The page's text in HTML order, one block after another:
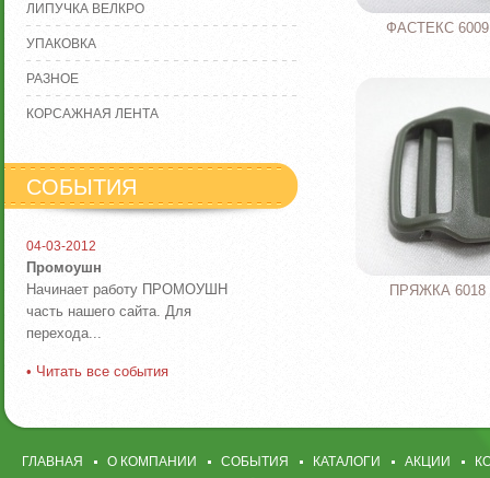
ЛИПУЧКА ВЕЛКРО
УПАКОВКА
РАЗНОЕ
КОРСАЖНАЯ ЛЕНТА
СОБЫТИЯ
04-03-2012
Промоушн
Начинает работу ПРОМОУШН
часть нашего сайта. Для
перехода...
• Читать все события
ФАСТЕКС
ПРЯЖКА 6018
ГЛАВНАЯ О КОМПАНИИ СОБЫТИЯ КАТАЛОГИ АКЦИИ